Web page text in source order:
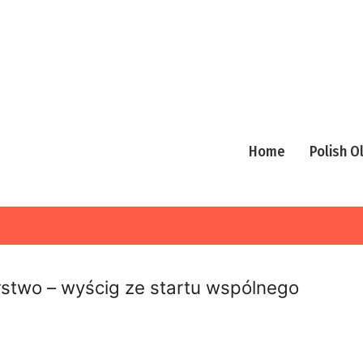
Home Polish
– wyścig ze startu wspólnego